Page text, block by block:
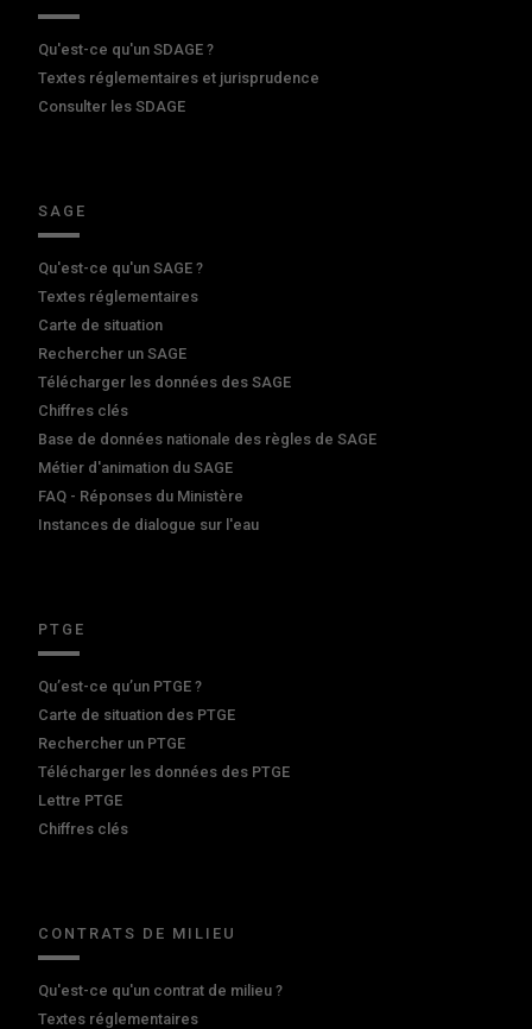
Qu'est-ce qu'un SDAGE ?
Textes réglementaires et jurisprudence
Consulter les SDAGE
SAGE
Qu'est-ce qu'un SAGE ?
Textes réglementaires
Carte de situation
Rechercher un SAGE
Télécharger les données des SAGE
Chiffres clés
Base de données nationale des règles de SAGE
Métier d'animation du SAGE
FAQ - Réponses du Ministère
Instances de dialogue sur l'eau
PTGE
Qu’est-ce qu’un PTGE ?
Carte de situation des PTGE
Rechercher un PTGE
Télécharger les données des PTGE
Lettre PTGE
Chiffres clés
CONTRATS DE MILIEU
Qu'est-ce qu'un contrat de milieu ?
Textes réglementaires